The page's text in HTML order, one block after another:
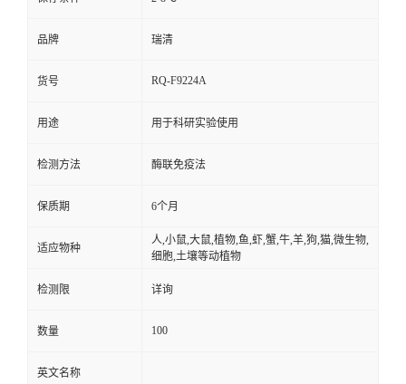
品牌 瑞清
货号 RQ-F9224A
用途 用于科研实验使用
检测方法 酶联免疫法
保质期 6个月
适应物种
人,小鼠,大鼠,植物,鱼,虾,蟹,牛,羊,狗,猫,微生物,
细胞,土壤等动植物
检测限 详询
数量 100
英文名称